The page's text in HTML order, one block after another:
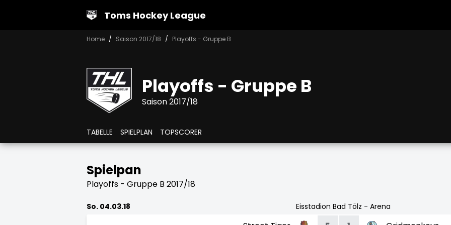
Toms Hockey League
Home Saison 2017/18 Playoffs - Gruppe B
Playoffs - Gruppe B
Saison 2017/18
TABELLE SPIELPLAN TOPSCORER
Spielpan
Playoffs - Gruppe B 2017/18
So. 04.03.18 Eisstadion Bad Tölz - Arena